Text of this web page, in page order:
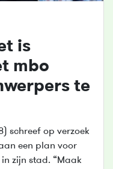
is
mbo
te
schreef op verzoek
een plan voor
in zijn stad. “Maak